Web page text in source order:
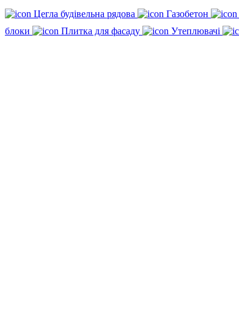
Цегла будівельна рядова Газобетон
блоки
Плитка для фасаду Утеплювачі